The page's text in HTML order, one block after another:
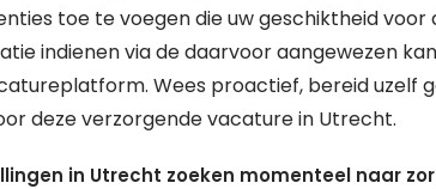
toe te voegen die uw geschiktheid
indienen via de daarvoor aangewezen
Wees proactief, bereid uzelf
deze verzorgende vacature in Utrecht.
in Utrecht zoeken momenteel naar